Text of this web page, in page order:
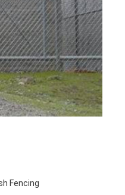
Fencing